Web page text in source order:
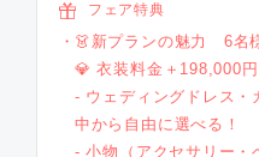
フェア特典
👗新プランの魅力 6名
💎 衣装料金＋198,000
- ウェディングドレス・
中から自由に選べる！
- 小物（アクセサリー・